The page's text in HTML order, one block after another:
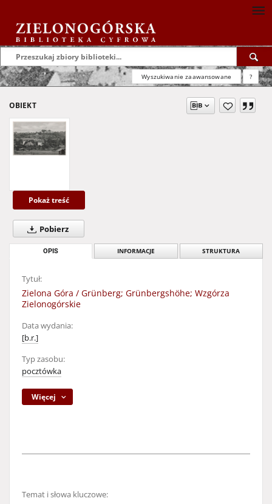
Wyszukiwanie zaawansowane ?
OBIEKT
Pokaż treść
Pobierz
OPIS INFORMACJE STRUKTURA
Tytuł:
Zielona Góra / Grünberg; Grünbergshöhe; Wzgórza
Zielonogórskie
Data wydania:
[b.r.]
Typ zasobu:
pocztówka
Więcej
Temat i słowa kluczowe: